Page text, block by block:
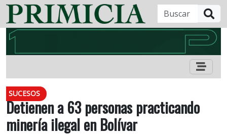
SUCESOS
Detienen a 63 personas practicando
minería ilegal en Bolívar